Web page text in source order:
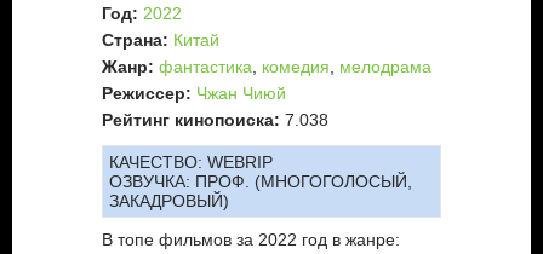
Год: 2022
Страна: Китай
Жанр: фантастика комедия
мелодрама
Режиссер: Чжан Чиюй
Рейтинг кинопоиска: 7.038
КАЧЕСТВО: WEBRIP
ОЗВУЧКА: ПРОФ. (МНОГОГОЛОСЫЙ,
ЗАКАДРОВЫЙ)
В топе фильмов за 2022 год в жанре: